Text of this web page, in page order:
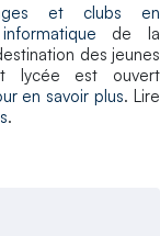
et clubs en
de la
des jeunes
lycée est ouvert
en savoir plus. Lire
.